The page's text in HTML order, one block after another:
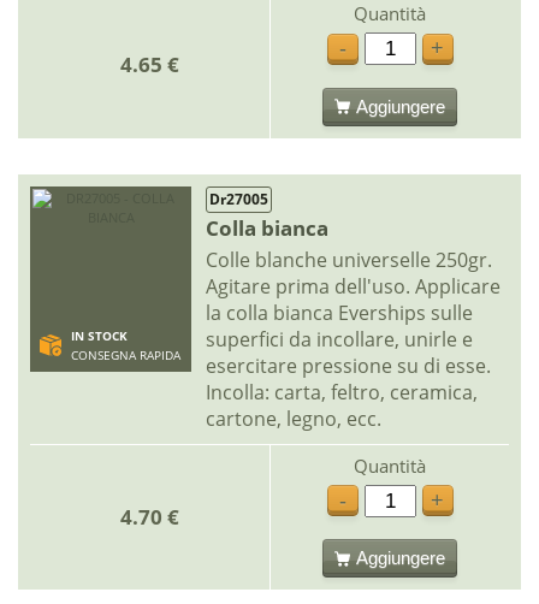
4.65 €
Quantità
-
+
Aggiungere
IN STOCK
CONSEGNA RAPIDA
Dr27005
Colla bianca
Colle blanche universelle 250gr.
Agitare prima dell'uso. Applicare
la colla bianca Everships sulle
superfici da incollare, unirle e
esercitare pressione su di esse.
Incolla: carta, feltro, ceramica,
cartone, legno, ecc.
4.70 €
Quantità
-
+
Aggiungere